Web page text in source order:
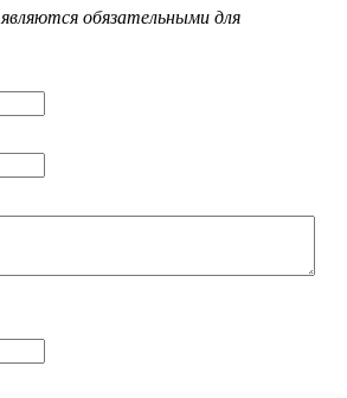
, являются обязательными для